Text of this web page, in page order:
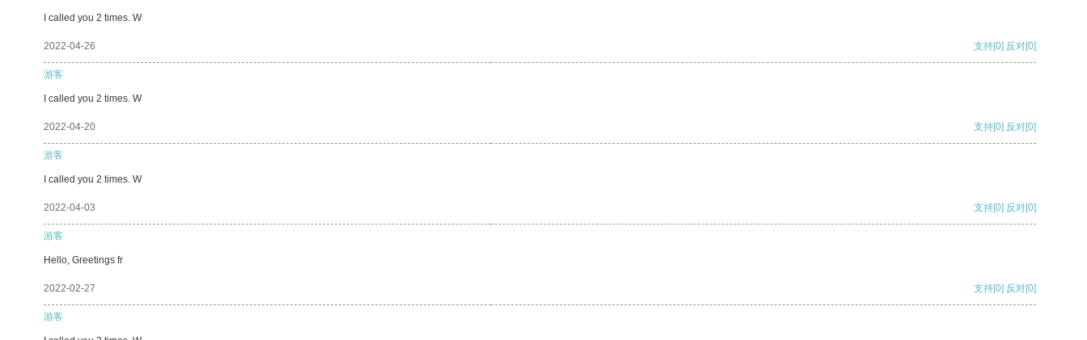
I called you 2 times. W
2022-04-26 支持[0] 反对[0]
游客
I called you 2 times. W
2022-04-20 支持[0] 反对[0]
游客
I called you 2 times. W
2022-04-03 支持[0] 反对[0]
游客
Hello, Greetings fr
2022-02-27 支持[0] 反对[0]
游客